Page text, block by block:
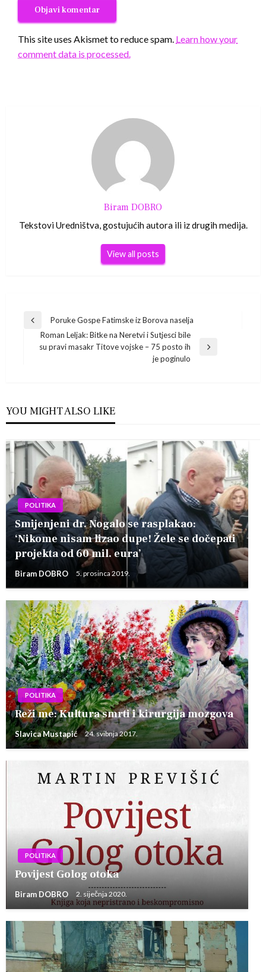
This site uses Akismet to reduce spam. Learn how your
comment data is processed.
Biram DOBRO
Tekstovi Uredništva, gostujućih autora ili iz drugih medija.
View all posts
Navigacija
objava
Previous
Poruke Gospe Fatimske iz Borova naselja
Next
Roman Leljak: Bitke na Neretvi i Sutjesci bile
su pravi masakr Titove vojske – 75 posto ih
je poginulo
YOU MIGHT ALSO LIKE
POLITIKA
Smijenjeni dr. Nogalo se rasplakao:
‘Nikome nisam lizao dupe! Žele se dočepati
projekta od 60 mil. eura’
Biram DOBRO 5. prosinca 2019.
POLITIKA
Reži me: Kultura smrti i kirurgija mozgova
Slavica Mustapić 24. svibnja 2017.
POLITIKA
Povijest Golog otoka
Biram DOBRO 2. siječnja 2020.